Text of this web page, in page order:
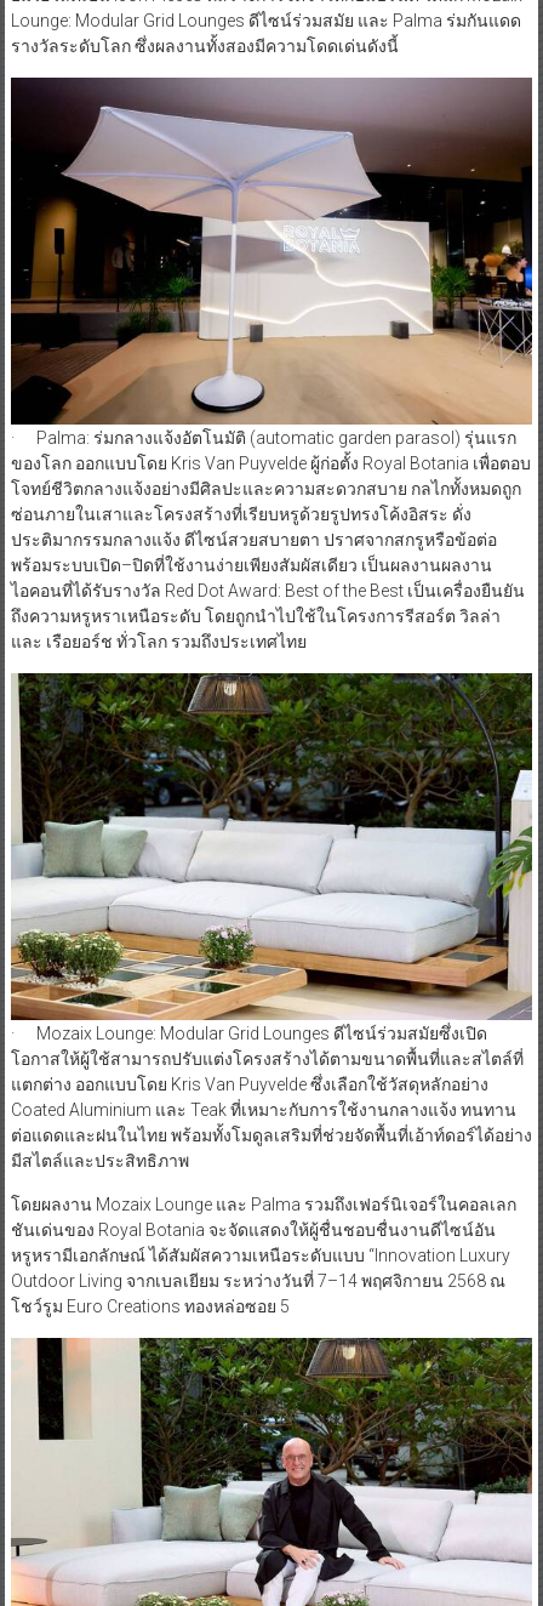
Lounge: Modular Grid Lounges ดีไซน์ร่วมสมัย และ Palma ร่มกันแดด
รางวัลระดับโลก ซึ่งผลงานทั้งสองมีความโดดเด่นดังนี้
· Palma: ร่มกลางแจ้งอัตโนมัติ (automatic garden parasol) รุ่นแรก
ของโลก ออกแบบโดย Kris Van Puyvelde ผู้ก่อตั้ง Royal Botania เพื่อตอบ
โจทย์ชีวิตกลางแจ้งอย่างมีศิลปะและความสะดวกสบาย กลไกทั้งหมดถูก
ซ่อนภายในเสาและโครงสร้างที่เรียบหรูด้วยรูปทรงโค้งอิสระ ดั่ง
ประติมากรรมกลางแจ้ง ดีไซน์สวยสบายตา ปราศจากสกรูหรือข้อต่อ
พร้อมระบบเปิด–ปิดที่ใช้งานง่ายเพียงสัมผัสเดียว เป็นผลงานผลงาน
ไอคอนที่ได้รับรางวัล Red Dot Award: Best of the Best เป็นเครื่องยืนยัน
ถึงความหรูหราเหนือระดับ โดยถูกนำไปใช้ในโครงการรีสอร์ต วิลล่า
และ เรือยอร์ช ทั่วโลก รวมถึงประเทศไทย
· Mozaix Lounge: Modular Grid Lounges ดีไซน์ร่วมสมัยซึ่งเปิด
โอกาสให้ผู้ใช้สามารถปรับแต่งโครงสร้างได้ตามขนาดพื้นที่และสไตล์ที่
แตกต่าง ออกแบบโดย Kris Van Puyvelde ซึ่งเลือกใช้วัสดุหลักอย่าง
Coated Aluminium และ Teak ที่เหมาะกับการใช้งานกลางแจ้ง ทนทาน
ต่อแดดและฝนในไทย พร้อมทั้งโมดูลเสริมที่ช่วยจัดพื้นที่เอ้าท์ดอร์ได้อย่าง
มีสไตล์และประสิทธิภาพ
โดยผลงาน Mozaix Lounge และ Palma รวมถึงเฟอร์นิเจอร์ในคอลเลก
ชันเด่นของ Royal Botania จะจัดแสดงให้ผู้ชื่นชอบชื่นงานดีไซน์อัน
หรูหรามีเอกลักษณ์ ได้สัมผัสความเหนือระดับแบบ “Innovation Luxury
Outdoor Living จากเบลเยียม ระหว่างวันที่ 7–14 พฤศจิกายน 2568 ณ
โชว์รูม Euro Creations ทองหล่อซอย 5